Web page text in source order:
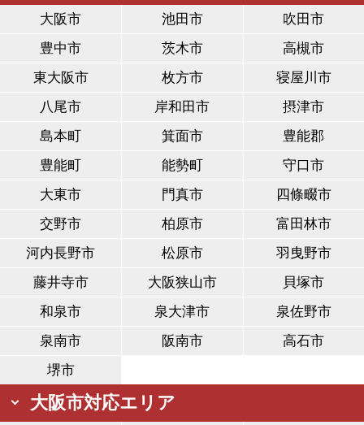
大阪市 池田市
吹田市
豊中市
茨木市
高槻市
東大阪市
枚方市
寝屋川市
八尾市
岸和田市
摂津市
島本町
箕面市
豊能郡
豊能町
能勢町
守口市
大東市
門真市
四條畷市
交野市
柏原市
富田林市
河内長野市
松原市
羽曳野市
藤井寺市
大阪狭山市
貝塚市
和泉市
泉大津市
泉佐野市
泉南市
阪南市
高石市
堺市
大阪市対応エリア